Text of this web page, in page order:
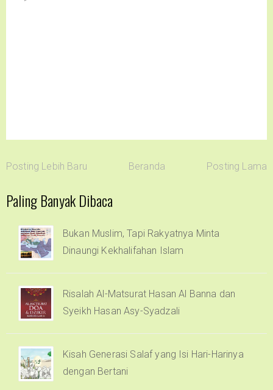
Posting Lebih Baru Beranda Posting Lama
Paling Banyak Dibaca
Bukan Muslim, Tapi Rakyatnya Minta
Dinaungi Kekhalifahan Islam
Risalah Al-Matsurat Hasan Al Banna dan
Syeikh Hasan Asy-Syadzali
Kisah Generasi Salaf yang Isi Hari-Harinya
dengan Bertani